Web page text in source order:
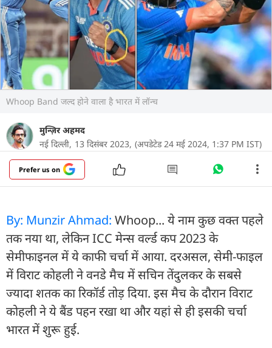
Whoop Band जल्द होने वाला है भारत में लॉन्च
मुन्ज़िर अहमद
नई दिल्ली, 13 दिसंबर 2023, (अपडेटेड 24 मई 2024, 1:37 PM IST)
Prefer us on
By: Munzir Ahmad: Whoop... ये नाम कुछ वक्त पहले
तक नया था, लेकिन ICC मेन्स वर्ल्ड कप 2023 के
सेमीफाइनल में ये काफी चर्चा में आया. दरअसल, सेमी-फाइल
में विराट कोहली ने वनडे मैच में सचिन तेंदुलकर के सबसे
ज्यादा शतक का रिकॉर्ड तोड़ दिया. इस मैच के दौरान विराट
कोहली ने ये बैंड पहन रखा था और यहां से ही इसकी चर्चा
भारत में शुरू हुई.